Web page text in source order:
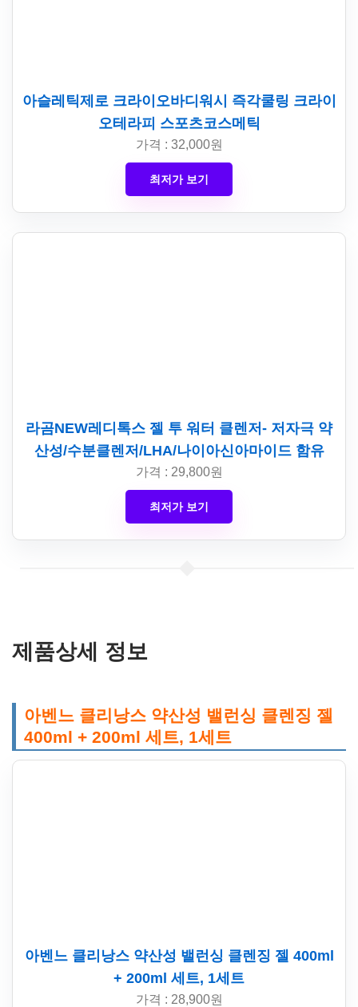
아슬레틱제로 크라이오바디워시 즉각쿨링 크라이
오테라피 스포츠코스메틱
가격 : 32,000원
최저가 보기
라곰NEW레디톡스 젤 투 워터 클렌저- 저자극 약
산성/수분클렌저/LHA/나이아신아마이드 함유
가격 : 29,800원
최저가 보기
제품상세 정보
아벤느 클리낭스 약산성 밸런싱 클렌징 젤
400ml + 200ml 세트, 1세트
아벤느 클리낭스 약산성 밸런싱 클렌징 젤 400ml
+ 200ml 세트, 1세트
가격 : 28,900원